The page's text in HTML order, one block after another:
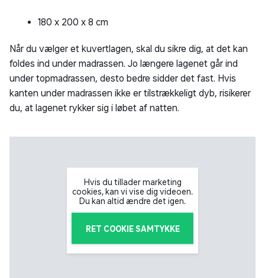
180 x 200 x 8 cm
Når du vælger et kuvertlagen, skal du sikre dig, at det kan
foldes ind under madrassen. Jo længere lagenet går ind
under topmadrassen, desto bedre sidder det fast. Hvis
kanten under madrassen ikke er tilstrækkeligt dyb, risikerer
du, at lagenet rykker sig i løbet af natten.
Hvis du tillader marketing
cookies, kan vi vise dig videoen.
Du kan altid ændre det igen.
RET COOKIE SAMTYKKE